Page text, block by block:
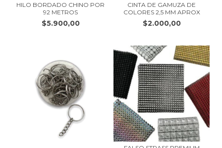
HILO BORDADO CHINO POR
92 METROS
$5.900,00
CINTA DE GAMUZA DE
COLORES 2,5 MM APROX
$2.000,00